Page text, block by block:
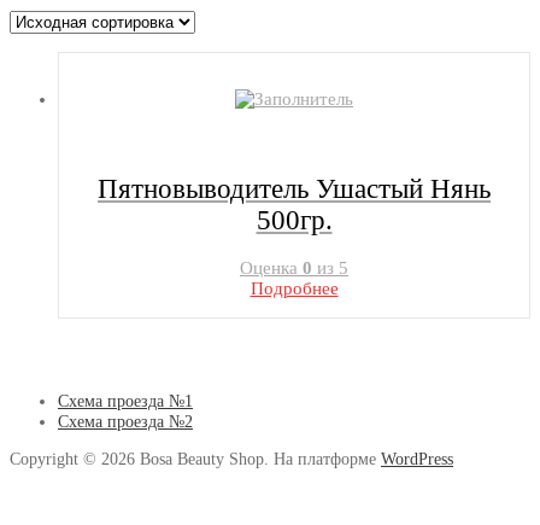
Пятновыводитель Ушастый Нянь
500гр.
Оценка 0 из 5
Подробнее
Схема проезда №1
Схема проезда №2
Copyright © 2026 Bosa Beauty Shop. На платформе WordPress